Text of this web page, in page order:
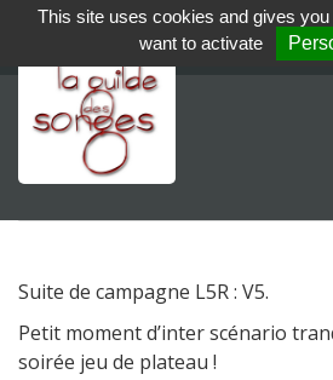
Suite de campagne L5R : V5.
Petit moment d’inter scénario
soirée jeu de plateau !
This site uses cookies and gives
want to activate